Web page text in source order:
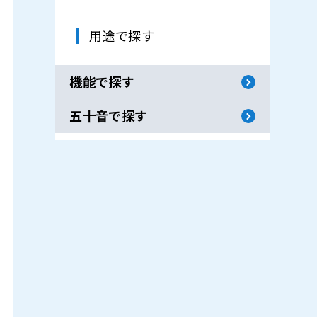
用途で探す
機能で探す
五十音で探す